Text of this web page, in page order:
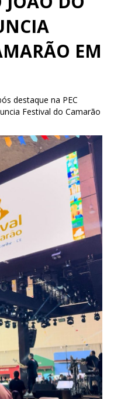
EM
destaque na PEC
Festival do Camarão